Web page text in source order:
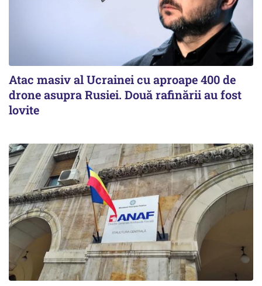
Atac masiv al Ucrainei cu aproape 400 de
drone asupra Rusiei. Două rafinării au fost
lovite